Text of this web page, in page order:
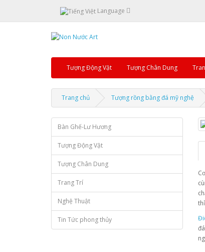
Language
Tượng Động Vật Tượng Chân Dung
Trang chủ Tượng rồng bằng đá mỹ nghệ
Bàn Ghế-Lư Hương
Tượng Động Vật
Tượng Chân Dung
Trang Trí
Nghệ Thuật
Tin Tức phong thủy